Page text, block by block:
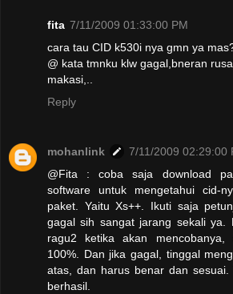
fita 7/11/2009 01:33:00 PM
cara tau CID k530i nya gmn ya
@ kata tmnku klw gagal,bneran
makasi,..
Reply
mohanlink
7/11/2009 02:29:00
@Fita : coba saja download
software untuk mengetahui cid-
paket. Yaitu Xs++. Ikuti saja
gagal sih sangat jarang sekali ya.
ragu2 ketika akan mencobanya,
100%. Dan jika gagal, tinggal
atas, dan harus benar dan sesuai.
berhasil.